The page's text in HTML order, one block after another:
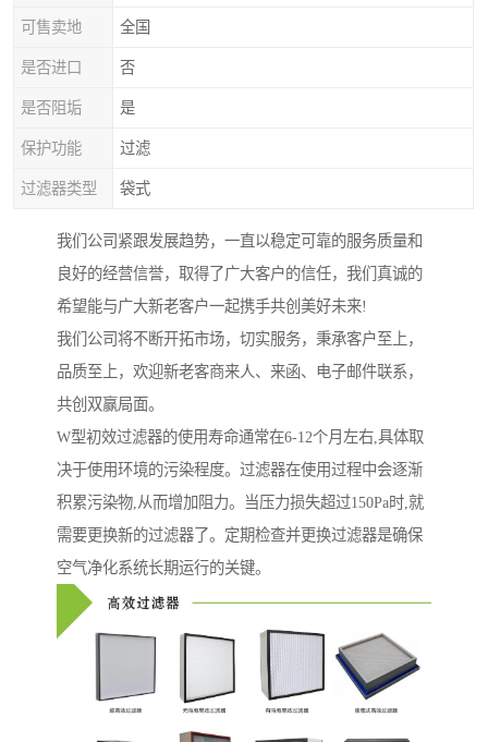
可售卖地 全国
是否进口 否
是否阻垢 是
保护功能 过滤
过滤器类型 袋式
我们公司紧跟发展趋势，一直以稳定可靠的服务质量和
良好的经营信誉，取得了广大客户的信任，我们真诚的
希望能与广大新老客户一起携手共创美好未来!
我们公司将不断开拓市场，切实服务，秉承客户至上，
品质至上，欢迎新老客商来人、来函、电子邮件联系，
共创双赢局面。
W型初效过滤器的使用寿命通常在6-12个月左右,具体取
决于使用环境的污染程度。过滤器在使用过程中会逐渐
积累污染物,从而增加阻力。当压力损失超过150Pa时,就
需要更换新的过滤器了。定期检查并更换过滤器是确保
空气净化系统长期运行的关键。